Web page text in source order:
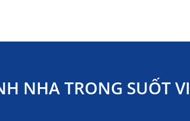
NHA TRONG SUỐT